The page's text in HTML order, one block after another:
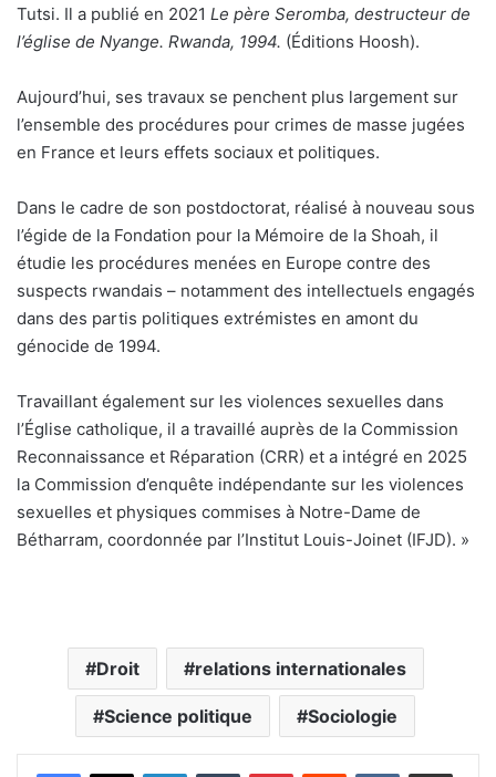
Tutsi. Il a publié en 2021 Le père Seromba, destructeur de
l’église de Nyange. Rwanda, 1994. (Éditions Hoosh).
Aujourd’hui, ses travaux se penchent plus largement sur
l’ensemble des procédures pour crimes de masse jugées
en France et leurs effets sociaux et politiques.
Dans le cadre de son postdoctorat, réalisé à nouveau sous
l’égide de la Fondation pour la Mémoire de la Shoah, il
étudie les procédures menées en Europe contre des
suspects rwandais – notamment des intellectuels engagés
dans des partis politiques extrémistes en amont du
génocide de 1994.
Travaillant également sur les violences sexuelles dans
l’Église catholique, il a travaillé auprès de la Commission
Reconnaissance et Réparation (CRR) et a intégré en 2025
la Commission d’enquête indépendante sur les violences
sexuelles et physiques commises à Notre-Dame de
Bétharram, coordonnée par l’Institut Louis-Joinet (IFJD). »
Droit relations internationales
Science politique Sociologie